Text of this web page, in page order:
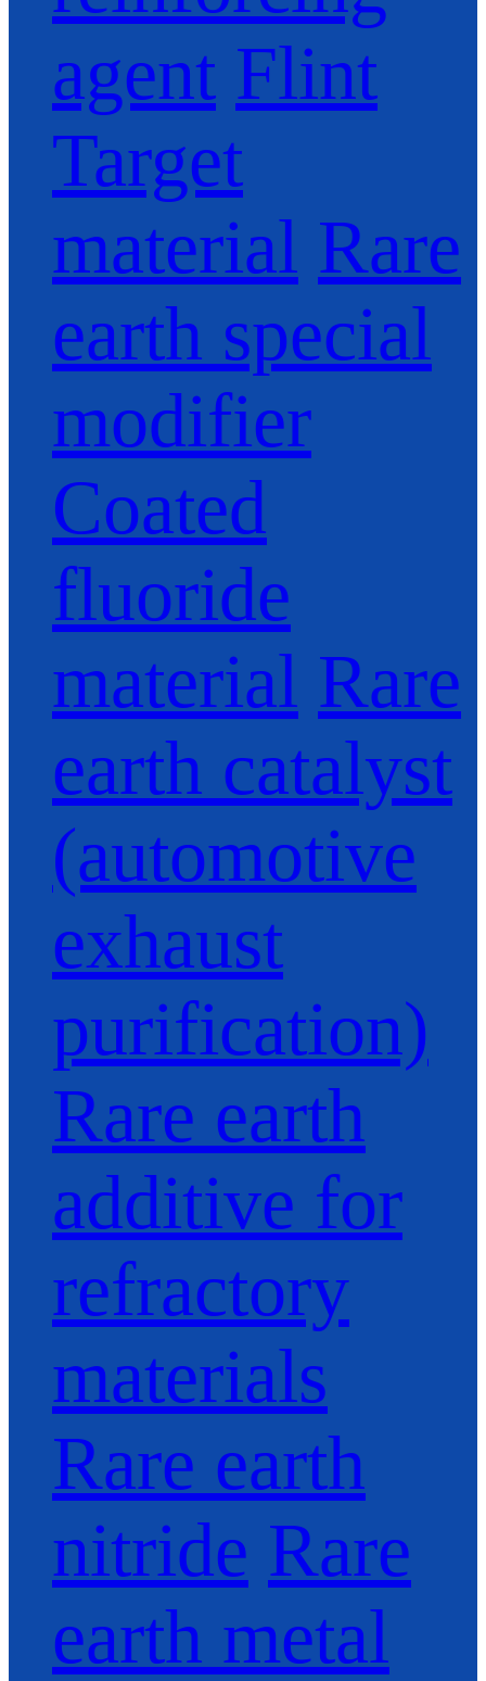
agent Flint
Target
material Rare
earth special
modifier
Coated
fluoride
material Rare
earth catalyst
(automotive
exhaust
purification)
Rare earth
additive for
refractory
materials
Rare earth
nitride Rare
earth metal